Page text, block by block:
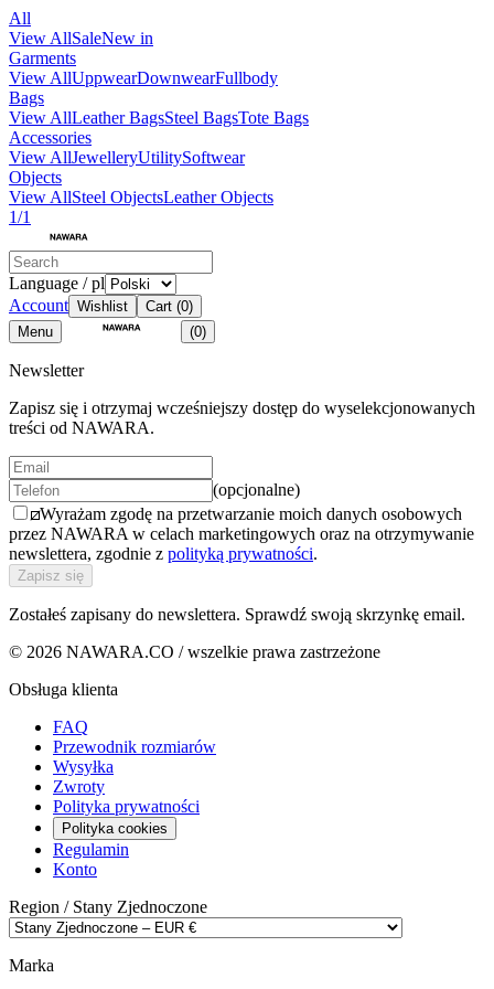
All
View AllSaleNew in
Garments
View AllUppwearDownwearFullbody
Bags
View AllLeather BagsSteel BagsTote Bags
Accessories
View AllJewelleryUtilitySoftwear
Objects
View AllSteel ObjectsLeather Objects
1/1
Language / pl
Account Wishlist Cart (0)
Menu
(0)
Newsletter
Zapisz się i otrzymaj wcześniejszy dostęp do wyselekcjonowanych
treści od NAWARA.
(opcjonalne)
Wyrażam zgodę na przetwarzanie moich danych osobowych
przez NAWARA w celach marketingowych oraz na otrzymywanie
newslettera, zgodnie z polityką prywatności.
Zapisz się
Zostałeś zapisany do newslettera. Sprawdź swoją skrzynkę email.
© 2026 NAWARA.CO / wszelkie prawa zastrzeżone
Obsługa klienta
FAQ
Przewodnik rozmiarów
Wysyłka
Zwroty
Polityka prywatności
Polityka cookies
Regulamin
Konto
Region / Stany Zjednoczone
Marka